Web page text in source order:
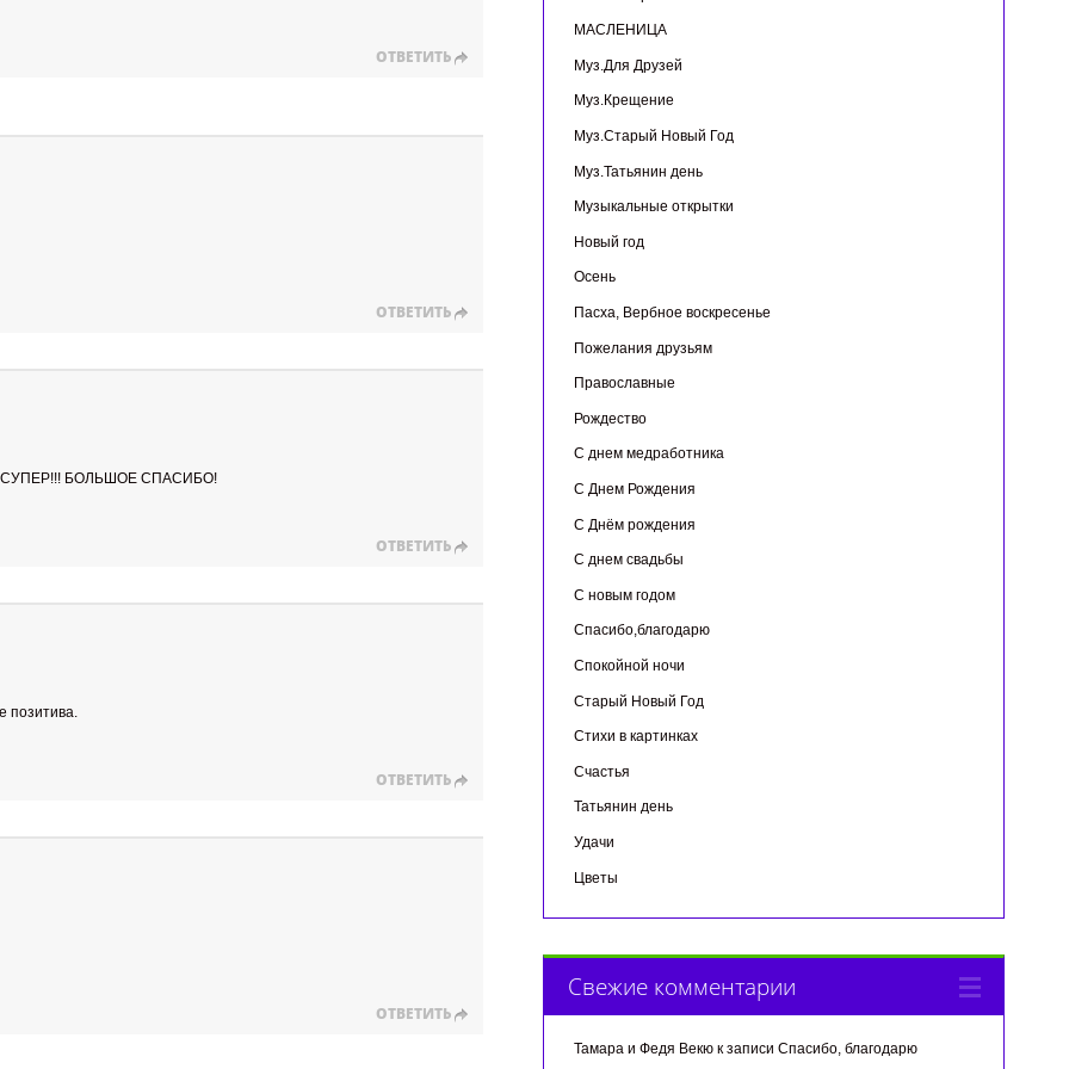
ОТВЕТИТЬ
ОТВЕТИТЬ
БОЛЬШОЕ СПАСИБО!
ОТВЕТИТЬ
позитива.
ОТВЕТИТЬ
ОТВЕТИТЬ
МАСЛЕНИЦА
Муз.Для Друзей
Муз.Крещение
Муз.Старый Новый Год
Муз.Татьянин день
Музыкальные открытки
Новый год
Осень
Пасха, Вербное воскресенье
Пожелания друзьям
Православные
Рождество
С днем медработника
С Днем Рождения
С Днём рождения
С днем свадьбы
С новым годом
Спасибо,благодарю
Спокойной ночи
Старый Новый Год
Стихи в картинках
Счастья
Татьянин день
Удачи
Цветы
Свежие комментарии
Тамара и Федя Векюк записи Спасибо, благодарю